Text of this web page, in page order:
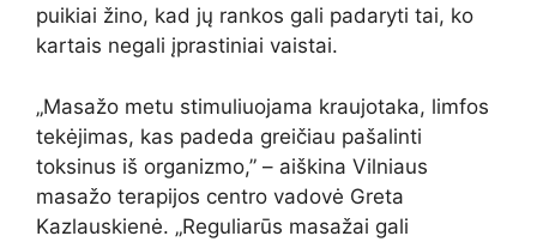
puikiai žino, kad jų rankos gali padaryti tai, ko
kartais negali įprastiniai vaistai.
„Masažo metu stimuliuojama kraujotaka, limfos
tekėjimas, kas padeda greičiau pašalinti
toksinus iš organizmo,” – aiškina Vilniaus
masažo terapijos centro vadovė Greta
Kazlauskienė. „Reguliarūs masažai gali